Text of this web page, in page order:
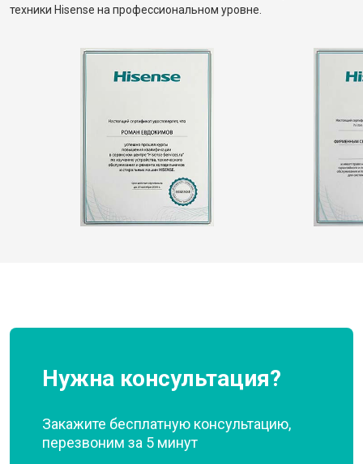
техники Hisense на профессиональном уровне.
Нужна консультация?
Закажите бесплатную консультацию,
перезвоним за 5 минут